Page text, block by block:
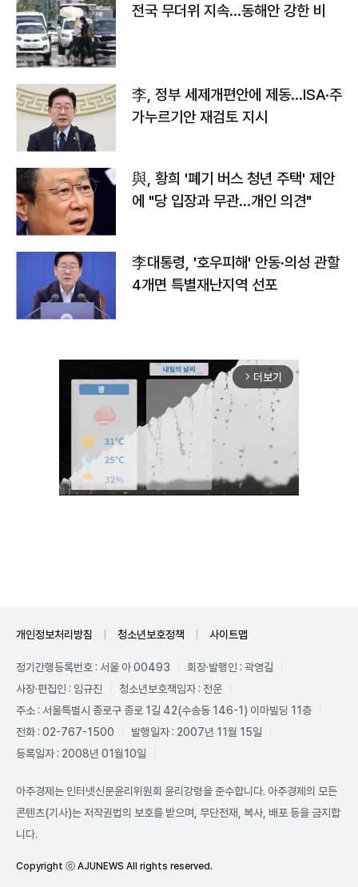
전국 무더위 지속…동해안 강한 비
李, 정부 세제개편안에 제동…ISA·주
가누르기안 재검토 지시
與, 황희 '폐기 버스 청년 주택' 제안
에 "당 입장과 무관…개인 의견"
李대통령, '호우피해' 안동·의성 관할
4개면 특별재난지역 선포
arrow_forward_ios 더보기
개인정보처리방침 청소년보호정책 사이트맵
정기간행등록번호 : 서울 아 00493
회장·발행인 : 곽영길
사장·편집인 : 임규진
청소년보호책임자 : 전운
주소 : 서울특별시 종로구 종로 1길 42(수송동 146-1) 이마빌딩 11층
전화 : 02-767-1500
발행일자 : 2007년 11월 15일
등록일자 : 2008년 01월10일
아주경제는 인터넷신문윤리위원회 윤리강령을 준수합니다. 아주경제의 모든
콘텐츠(기사)는 저작권법의 보호를 받으며, 무단전재, 복사, 배포 등을 금지합
니다.
Copyright ⓒ AJUNEWS All rights reserved.